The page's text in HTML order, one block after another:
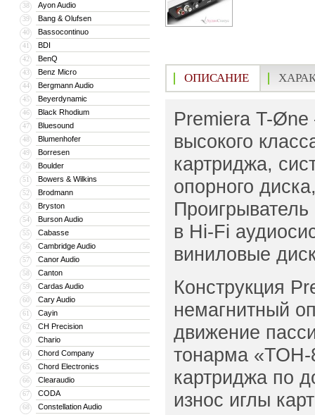
38 Ayon Audio
39 Bang & Olufsen
40 Bassocontinuo
41 BDI
42 BenQ
43 Benz Micro
44 Bergmann Audio
45 Beyerdynamic
46 Black Rhodium
47 Bluesound
48 Blumenhofer
49 Borresen
50 Boulder
51 Bowers & Wilkins
52 Brodmann
53 Bryston
54 Burson Audio
55 Cabasse
56 Cambridge Audio
57 Canor Audio
58 Canton
59 Cardas Audio
60 Cary Audio
61 Cayin
62 CH Precision
63 Chario
64 Chord Company
65 Chord Electronics
66 Clearaudio
67 CODA
68 Constellation Audio
ОПИСАНИЕ
Premiera T-Øne
высокого
картриджа,
опорного
в Hi-Fi
виниловые
Конструкция
немагнитный
движение
тонарма «ТОН-
картриджа по
износ иглы